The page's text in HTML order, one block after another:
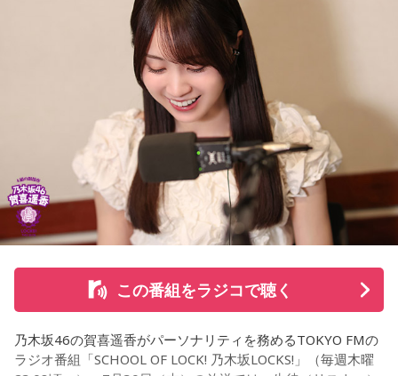
な、素晴らしい素敵な取り組みだなと実際に行かせていただ
いて思いました」と感想を述べ、競走生活を終えた馬たちが
新たな役割を得られる環境の大切さを実感したという。
また、菅井は競馬の仕事をきっかけにTCCの活動を知ったそ
うで、東京都内にある「BafunYasai TCC CAFE」にも訪れた
ことがあるという。そこで新鮮な野菜を味わったり馬関連グ
ッズを購入した経験を紹介し、店舗での利用が馬たちの支援
につながることから、興味を持った人へ足を運ぶことを呼び
かけた。
さらに、ホースセラピーについても自身の経験を交えて語っ
た。大学時代に所属していた馬術部では、地域の子どもたち
を招いた体験会が行われており、馬に乗ることで身体を自然
に動かすきっかけになったり、高い視点から景色を見ること
で自信や自己肯定感につながったりする姿を目にしていたと
この番組をラジコで聴く
乃木坂46の賀喜遥香がパーソナリティを務めるTOKYO FMの
ラジオ番組「SCHOOL OF LOCK! 乃木坂LOCKS!」（毎週木曜